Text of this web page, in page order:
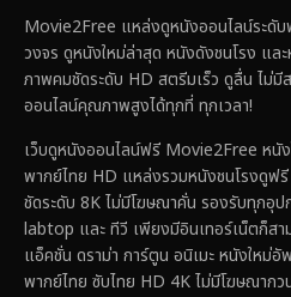
Movie2Free แหล่งดูหนังออนไลน์ระดั
วงจร ดูหนังใหม่ล่าสุด หนังดังชนโรง แ
ภาพคมชัดระดับ HD สตรีมเร็ว ดูลื่น ไม่
ออนไลน์คุณภาพสูงได้ทุกที่ ทุกเวลา!
เว็บดูหนังออนไลน์ฟรี Movie2Free หนั
พากย์ไทย HD แหล่งรวมหนังชนโรงดูฟ
ชัดระดับ 8K ไม่มีโฆษณาคั่น รองรับทุก
labtop และ ทีวี เพียงมีอินเทอร์เน็ตก็ส
แอ็คชั่น ดราม่า การ์ตูน อนิเมะ หนังใหม่
พากย์ไทย ซับไทย HD 4K ไม่มีโฆษณากว